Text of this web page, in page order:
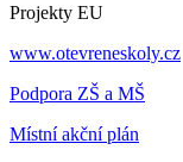
Projekty EU
www.otevreneskoly.cz
Podpora ZŠ a MŠ
Místní akční plán